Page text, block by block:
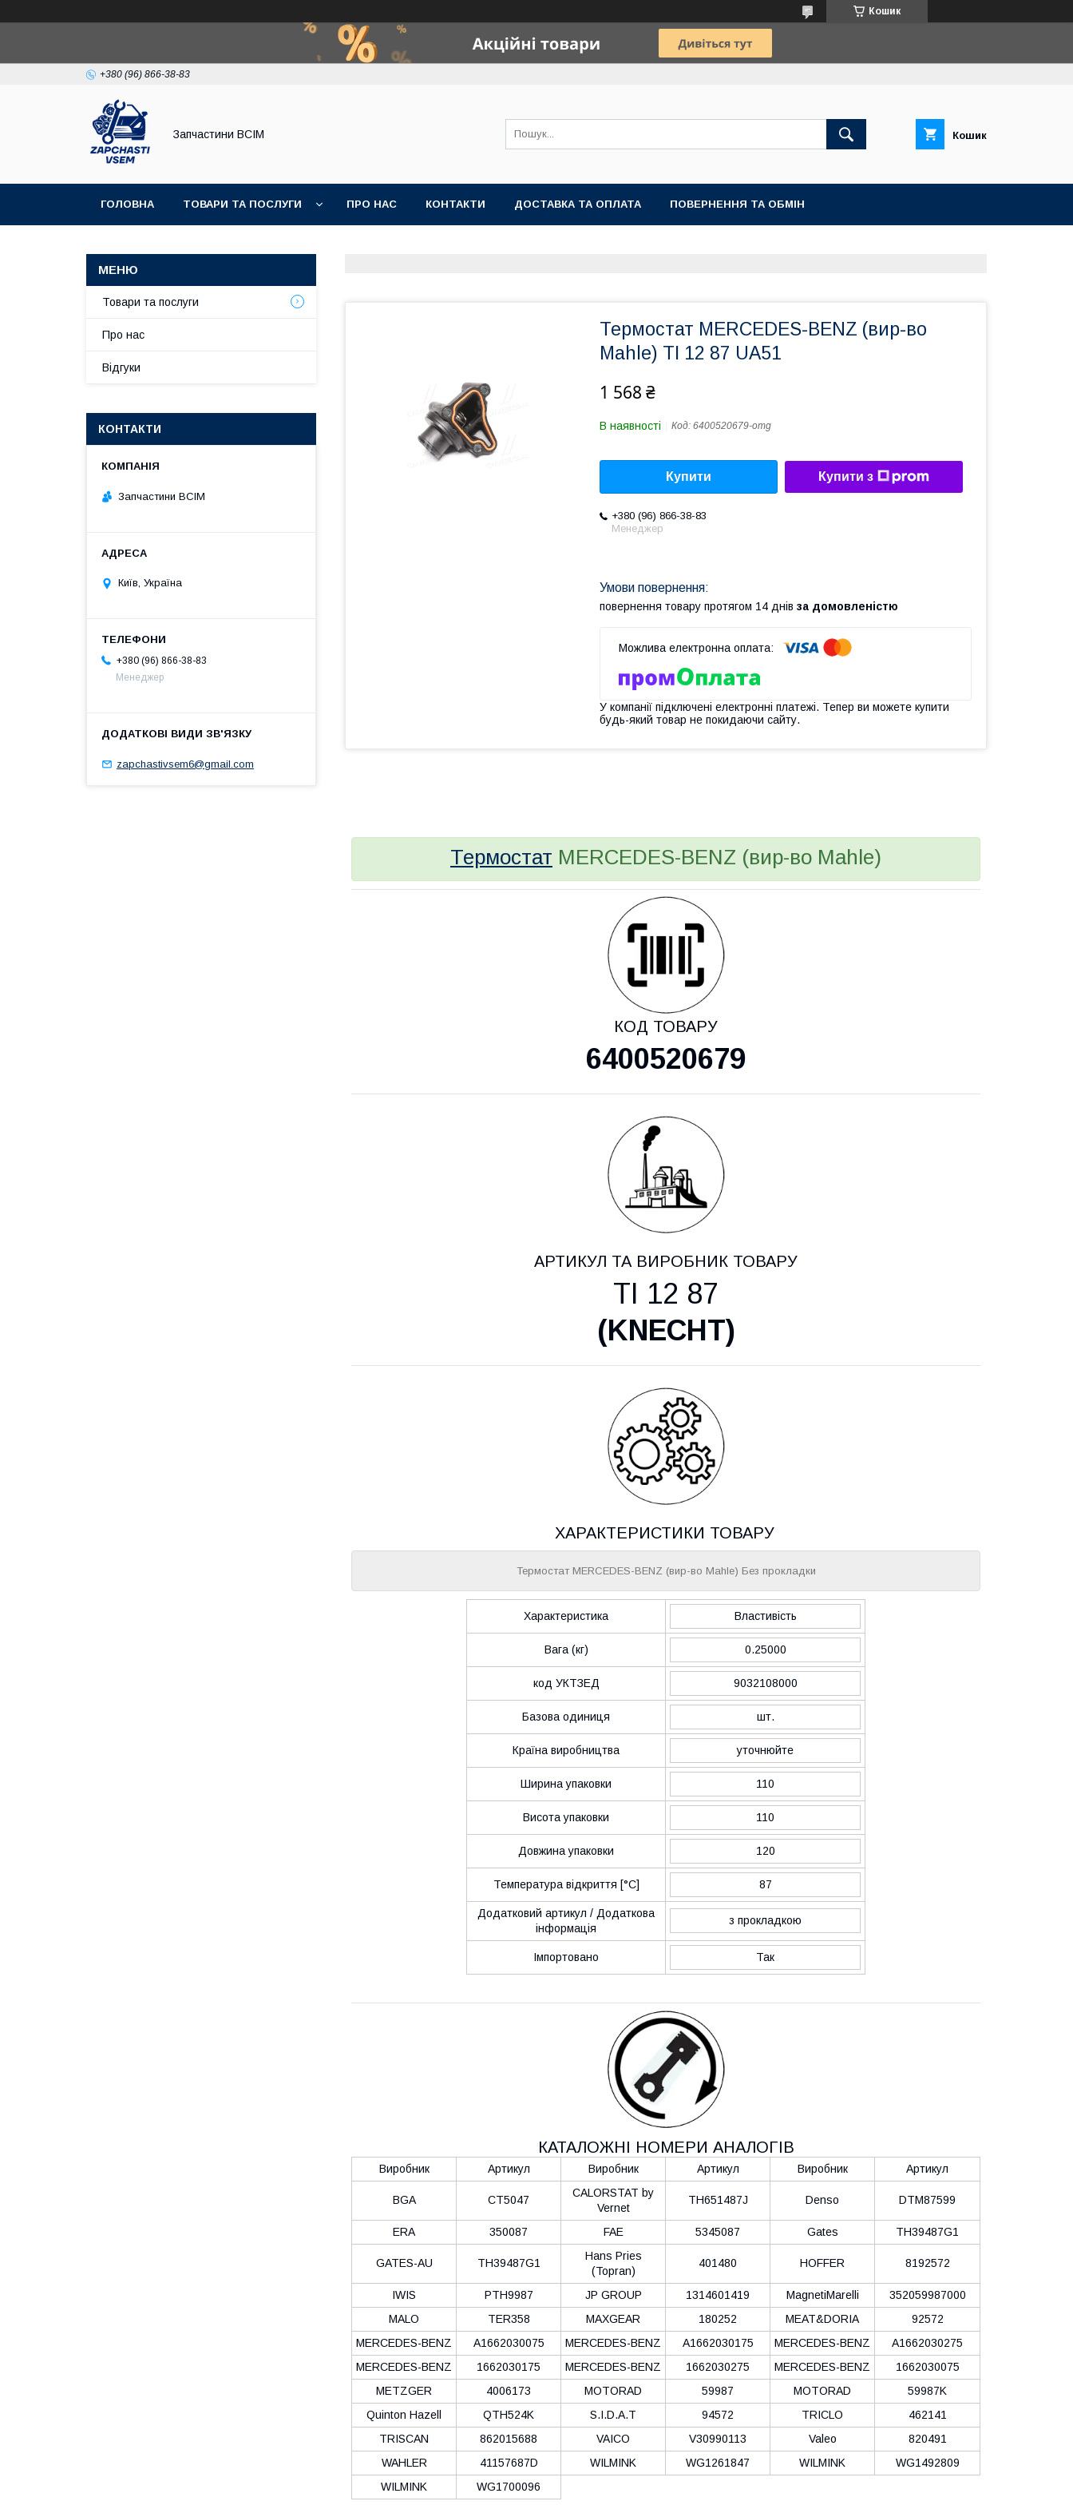
Кошик
+380 (96) 866-38-83
Запчастини ВСІМ Кошик
ГОЛОВНА ТОВАРИ ТА ПОСЛУГИ ПРО НАС КОНТАКТИ ДОСТАВКА ТА ОПЛАТА ПОВЕРНЕННЯ ТА ОБМІН
Термостат MERCEDES-BENZ (вир-во
Mahle) TI 12 87 UA51
1 568 ₴
В наявності Код: 6400520679-omg
Купити Купити з
+380 (96) 866-38-83
Менеджер
повернення товару протягом 14 днів за домовленістю
У компанії підключені електронні платежі. Тепер ви можете купити
будь-який товар не покидаючи сайту.
Термостат MERCEDES-BENZ (вир-во Mahle)
КОД ТОВАРУ
6400520679
АРТИКУЛ ТА ВИРОБНИК ТОВАРУ
TI 12 87
(KNECHT)
ХАРАКТЕРИСТИКИ ТОВАРУ
Термостат MERCEDES-BENZ (вир-во Mahle) Без прокладки
Характеристика Властивість
Вага (кг) 0.25000
код УКТЗЕД 9032108000
Базова одиниця шт.
Країна виробництва уточнюйте
Ширина упаковки 110
Висота упаковки 110
Довжина упаковки 120
Температура відкриття [°C] 87
Додатковий артикул / Додаткова
інформація
з прокладкою
Імпортовано Так
КАТАЛОЖНІ НОМЕРИ АНАЛОГІВ
Виробник Артикул Виробник Артикул Виробник Артикул
BGA CT5047
CALORSTAT by
Vernet
TH651487J Denso DTM87599
ERA 350087 FAE 5345087 Gates TH39487G1
GATES-AU TH39487G1
Hans Pries
(Topran)
401480 HOFFER 8192572
IWIS PTH9987 JP GROUP 1314601419 MagnetiMarelli
352059987000
MALO
TER358 MAXGEAR 180252 MEAT&DORIA
92572
MERCEDES-BENZ
A1662030075 MERCEDES-BENZ A1662030175 MERCEDES-BENZ
A1662030275
MERCEDES-BENZ
1662030175 MERCEDES-BENZ 1662030275 MERCEDES-BENZ
1662030075
METZGER
4006173 MOTORAD 59987 MOTORAD
59987K
Quinton Hazell
QTH524K S.I.D.A.T 94572 TRICLO
462141
TRISCAN
862015688 VAICO V30990113 Valeo
820491
WAHLER
41157687D WILMINK WG1261847 WILMINK
WG1492809
WILMINK
WG1700096
Товари та послуги
Про нас
Відгуки
КОНТАКТИ
Запчастини ВСІМ
Київ, Україна
+380 (96) 866-38-83
Менеджер
zapchastivsem6@gmail.com